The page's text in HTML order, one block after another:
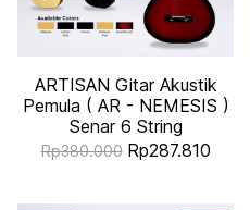
ARTISAN Gitar Akustik
Pemula ( AR - NEMESIS )
Senar 6 String
Rp380.000 Rp287.810